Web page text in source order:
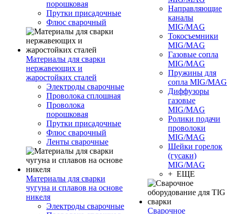
порошковая
Прутки присадочные
Флюс сварочный
Материалы для сварки
нержавеющих и
жаростойких сталей
Электроды сварочные
Проволока сплошная
Проволока
порошковая
Прутки присадочные
Флюс сварочный
Ленты сварочные
Материалы для сварки
чугуна и сплавов на основе
никеля
Электроды сварочные
Направляющие
каналы
MIG/MAG
Токосъемники
MIG/MAG
Газовые сопла
MIG/MAG
Пружины для
сопла MIG/MAG
Диффузоры
газовые
MIG/MAG
Ролики подачи
проволоки
MIG/MAG
Шейки горелок
(гусаки)
MIG/MAG
+ ЕЩЕ
Сварочное